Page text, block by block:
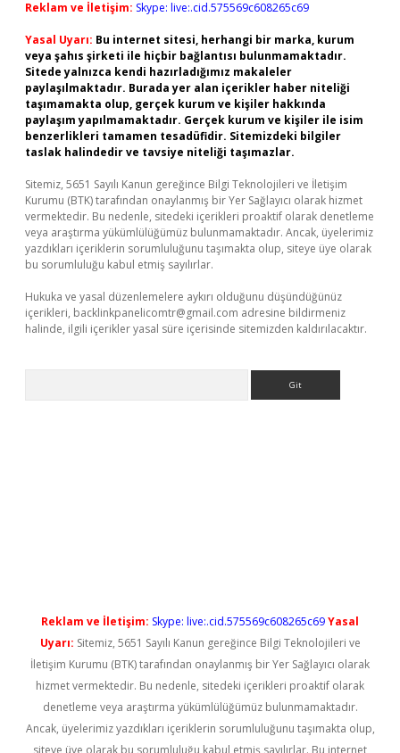
Reklam ve İletişim: Skype: live:.cid.575569c608265c69
Yasal Uyarı: Bu internet sitesi, herhangi bir marka, kurum
veya şahıs şirketi ile hiçbir bağlantısı bulunmamaktadır.
Sitede yalnızca kendi hazırladığımız makaleler
paylaşılmaktadır. Burada yer alan içerikler haber niteliği
taşımamakta olup, gerçek kurum ve kişiler hakkında
paylaşım yapılmamaktadır. Gerçek kurum ve kişiler ile isim
benzerlikleri tamamen tesadüfidir. Sitemizdeki bilgiler
taslak halindedir ve tavsiye niteliği taşımazlar.
Sitemiz, 5651 Sayılı Kanun gereğince Bilgi Teknolojileri ve İletişim
Kurumu (BTK) tarafından onaylanmış bir Yer Sağlayıcı olarak hizmet
vermektedir. Bu nedenle, sitedeki içerikleri proaktif olarak denetleme
veya araştırma yükümlülüğümüz bulunmamaktadır. Ancak, üyelerimiz
yazdıkları içeriklerin sorumluluğunu taşımakta olup, siteye üye olarak
bu sorumluluğu kabul etmiş sayılırlar.
Hukuka ve yasal düzenlemelere aykırı olduğunu düşündüğünüz
içerikleri, backlinkpanelicomtr@gmail.com adresine bildirmeniz
halinde, ilgili içerikler yasal süre içerisinde sitemizden kaldırılacaktır.
Reklam ve İletişim: Skype: live:.cid.575569c608265c69Yasal
Uyarı: Sitemiz, 5651 Sayılı Kanun gereğince Bilgi Teknolojileri ve
İletişim Kurumu (BTK) tarafından onaylanmış bir Yer Sağlayıcı olarak
hizmet vermektedir. Bu nedenle, sitedeki içerikleri proaktif olarak
denetleme veya araştırma yükümlülüğümüz bulunmamaktadır.
Ancak, üyelerimiz yazdıkları içeriklerin sorumluluğunu taşımakta olup,
siteye üye olarak bu sorumluluğu kabul etmiş sayılırlar. Bu internet